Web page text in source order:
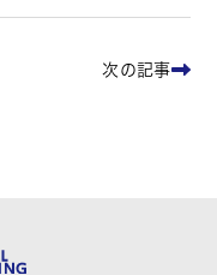
次の記事